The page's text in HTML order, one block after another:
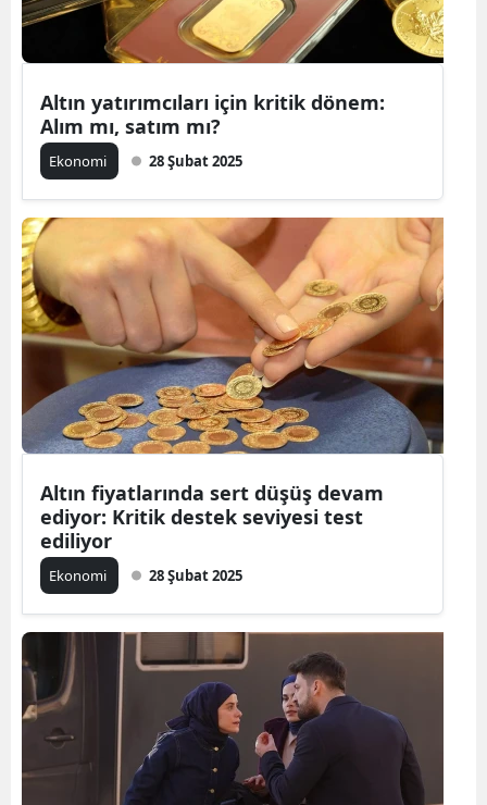
Altın yatırımcıları için kritik dönem:
Alım mı, satım mı?
Ekonomi 28 Şubat 2025
Altın fiyatlarında sert düşüş devam
ediyor: Kritik destek seviyesi test
ediliyor
Ekonomi 28 Şubat 2025